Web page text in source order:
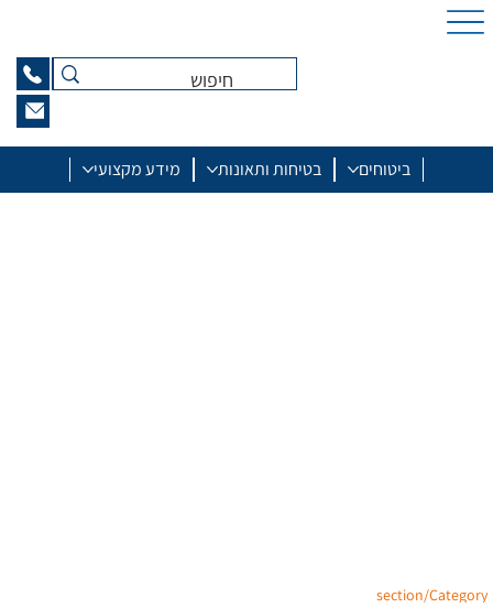
ביטוחים בטיחות ותאונות מידע מקצועי
section/Category